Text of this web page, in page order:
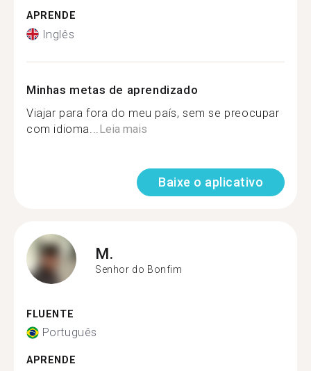
APRENDE
Inglês
Minhas metas de aprendizado
Viajar para fora do meu país, sem se preocupar
com idioma... Leia mais
Baixe o aplicativo
M.
Senhor do Bonfim
FLUENTE
Português
APRENDE